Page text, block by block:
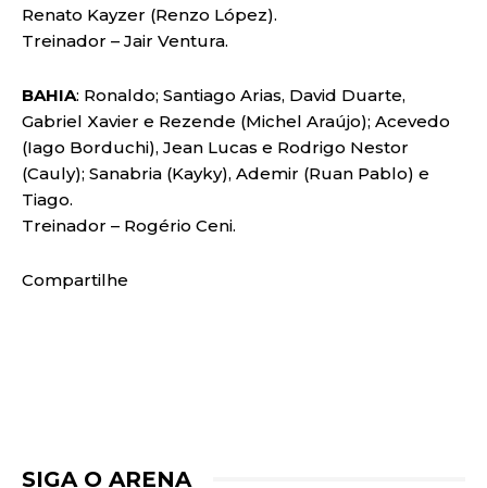
Renato Kayzer (Renzo López).
Treinador – Jair Ventura.
BAHIA: Ronaldo; Santiago Arias, David Duarte,
Gabriel Xavier e Rezende (Michel Araújo); Acevedo
(Iago Borduchi), Jean Lucas e Rodrigo Nestor
(Cauly); Sanabria (Kayky), Ademir (Ruan Pablo) e
Tiago.
Treinador – Rogério Ceni.
Compartilhe
SIGA O ARENA